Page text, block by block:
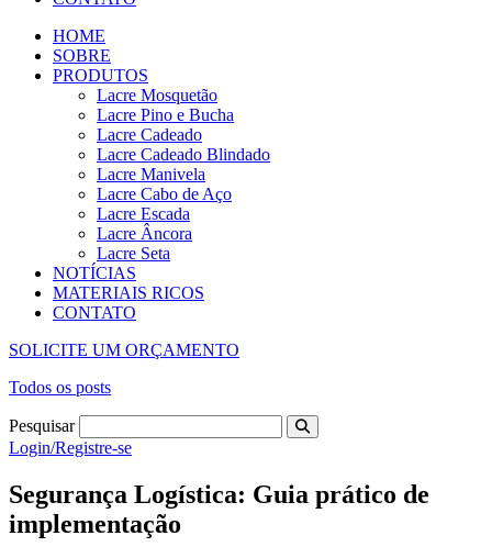
HOME
SOBRE
PRODUTOS
Lacre Mosquetão
Lacre Pino e Bucha
Lacre Cadeado
Lacre Cadeado Blindado
Lacre Manivela
Lacre Cabo de Aço
Lacre Escada
Lacre Âncora
Lacre Seta
NOTÍCIAS
MATERIAIS RICOS
CONTATO
SOLICITE UM ORÇAMENTO
Todos os posts
Pesquisar
Login/Registre-se
Segurança Logística: Guia prático de
implementação